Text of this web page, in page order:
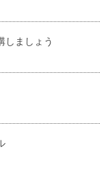
ましょう